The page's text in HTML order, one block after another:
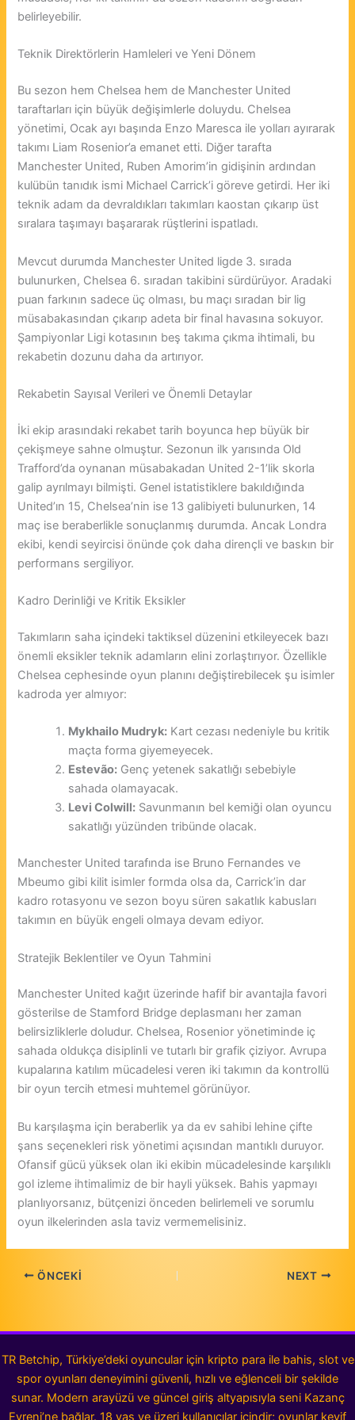
belirleyebilir.
Teknik Direktörlerin Hamleleri ve Yeni Dönem
Bu sezon hem Chelsea hem de Manchester United
taraftarları için büyük değişimlerle doluydu. Chelsea
yönetimi, Ocak ayı başında Enzo Maresca ile yolları ayırarak
takımı Liam Rosenior’a emanet etti. Diğer tarafta
Manchester United, Ruben Amorim’in gidişinin ardından
kulübün tanıdık ismi Michael Carrick’i göreve getirdi. Her iki
teknik adam da devraldıkları takımları kaostan çıkarıp üst
sıralara taşımayı başararak rüştlerini ispatladı.
Mevcut durumda Manchester United ligde 3. sırada
bulunurken, Chelsea 6. sıradan takibini sürdürüyor. Aradaki
puan farkının sadece üç olması, bu maçı sıradan bir lig
müsabakasından çıkarıp adeta bir final havasına sokuyor.
Şampiyonlar Ligi kotasının beş takıma çıkma ihtimali, bu
rekabetin dozunu daha da artırıyor.
Rekabetin Sayısal Verileri ve Önemli Detaylar
İki ekip arasındaki rekabet tarih boyunca hep büyük bir
çekişmeye sahne olmuştur. Sezonun ilk yarısında Old
Trafford’da oynanan müsabakadan United 2-1’lik skorla
galip ayrılmayı bilmişti. Genel istatistiklere bakıldığında
United’ın 15, Chelsea’nin ise 13 galibiyeti bulunurken, 14
maç ise beraberlikle sonuçlanmış durumda. Ancak Londra
ekibi, kendi seyircisi önünde çok daha dirençli ve baskın bir
performans sergiliyor.
Kadro Derinliği ve Kritik Eksikler
Takımların saha içindeki taktiksel düzenini etkileyecek bazı
önemli eksikler teknik adamların elini zorlaştırıyor. Özellikle
Chelsea cephesinde oyun planını değiştirebilecek şu isimler
kadroda yer almıyor:
Mykhailo Mudryk: Kart cezası nedeniyle bu kritik
maçta forma giyemeyecek.
Estevão: Genç yetenek sakatlığı sebebiyle
sahada olamayacak.
Levi Colwill: Savunmanın bel kemiği olan oyuncu
sakatlığı yüzünden tribünde olacak.
Manchester United tarafında ise Bruno Fernandes ve
Mbeumo gibi kilit isimler formda olsa da, Carrick’in dar
kadro rotasyonu ve sezon boyu süren sakatlık kabusları
takımın en büyük engeli olmaya devam ediyor.
Stratejik Beklentiler ve Oyun Tahmini
Manchester United kağıt üzerinde hafif bir avantajla favori
gösterilse de Stamford Bridge deplasmanı her zaman
belirsizliklerle doludur. Chelsea, Rosenior yönetiminde iç
sahada oldukça disiplinli ve tutarlı bir grafik çiziyor. Avrupa
kupalarına katılım mücadelesi veren iki takımın da kontrollü
bir oyun tercih etmesi muhtemel görünüyor.
Bu karşılaşma için beraberlik ya da ev sahibi lehine çifte
şans seçenekleri risk yönetimi açısından mantıklı duruyor.
Ofansif gücü yüksek olan iki ekibin mücadelesinde karşılıklı
gol izleme ihtimalimiz de bir hayli yüksek. Bahis yapmayı
planlıyorsanız, bütçenizi önceden belirlemeli ve sorumlu
oyun ilkelerinden asla taviz vermemelisiniz.
ÖNCEKI NEXT
TR Betchip, Türkiye’deki oyuncular için kripto para ile bahis, slot ve
spor oyunları deneyimini güvenli, hızlı ve eğlenceli bir şekilde
sunar. Modern arayüzü ve güncel giriş altyapısıyla seni Kazanç
Evreni’ne bağlar. 18 yaş ve üzeri kullanıcılar içindir; oyunlar keyif